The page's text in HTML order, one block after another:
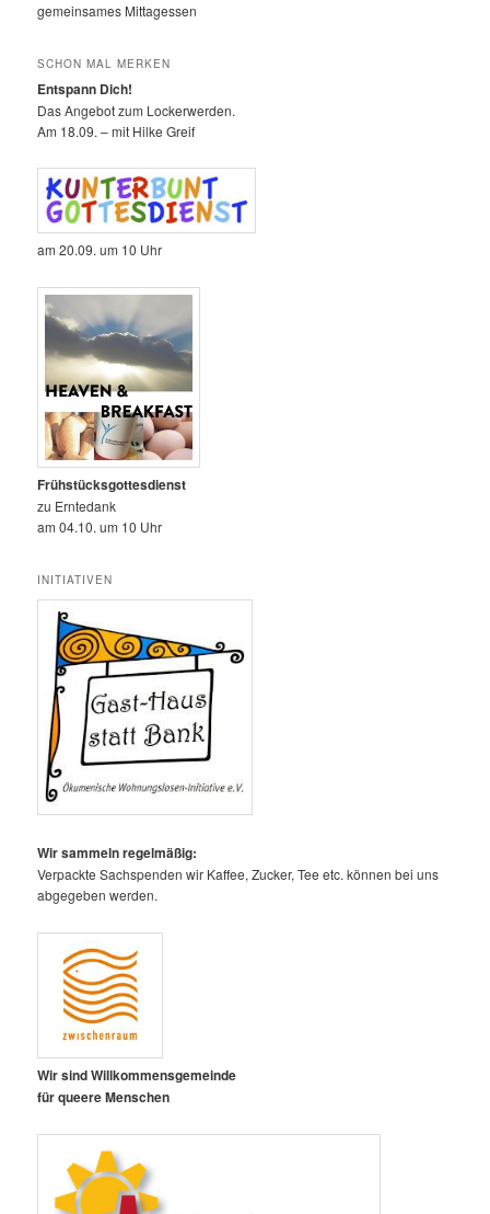
gemeinsames Mittagessen
SCHON MAL MERKEN
Entspann Dich!
Das Angebot zum Lockerwerden.
Am 18.09. – mit Hilke Greif
am 20.09. um 10 Uhr
Frühstücksgottesdienst
zu Erntedank
am 04.10. um 10 Uhr
INITIATIVEN
Wir sammeln regelmäßig:
Verpackte Sachspenden wir Kaffee, Zucker, Tee etc. können bei uns
abgegeben werden.
Wir sind Willkommensgemeinde
für queere Menschen